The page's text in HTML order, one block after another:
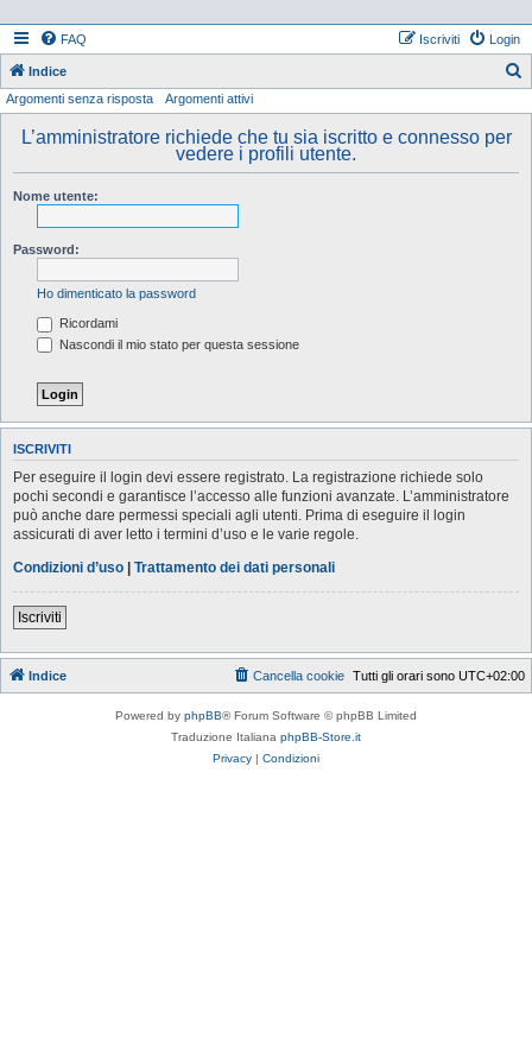
FAQ Login
Iscriviti
Indice
Argomenti senza risposta Argomenti attivi
L’amministratore richiede che tu sia iscritto e connesso per
vedere i profili utente.
Nome utente:
Password:
Ho dimenticato la password
Ricordami
Nascondi il mio stato per questa sessione
ISCRIVITI
Per eseguire il login devi essere registrato. La registrazione richiede solo
pochi secondi e garantisce l’accesso alle funzioni avanzate. L’amministratore
può anche dare permessi speciali agli utenti. Prima di eseguire il login
assicurati di aver letto i termini d’uso e le varie regole.
Condizioni d’uso | Trattamento dei dati personali
Iscriviti
Indice Tutti gli orari sono UTC+02:00
Cancella cookie
Powered by phpBB® Forum Software © phpBB Limited
Traduzione Italiana phpBB-Store.it
Privacy | Condizioni